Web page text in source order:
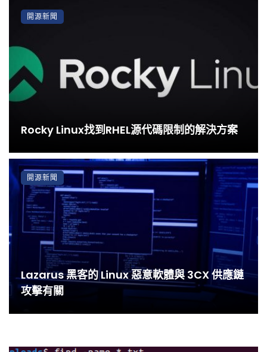
Rocky Linux找到RHEL源代碼限制的解決方案
開源新聞
Lazarus 黑客的 Linux 惡意軟體與 3CX 供應鏈
攻擊有關
開源新聞